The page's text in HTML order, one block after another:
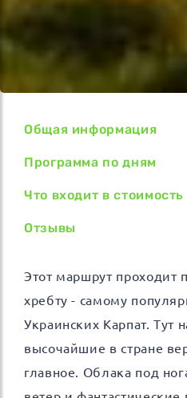
Общая информация
Программа по дням
Что входит в стоимость
Отзывы
Этот маршрут проходит
хребту - самому
Украинских Карпат. Тут
высочайшие в стране
главное. Облака под